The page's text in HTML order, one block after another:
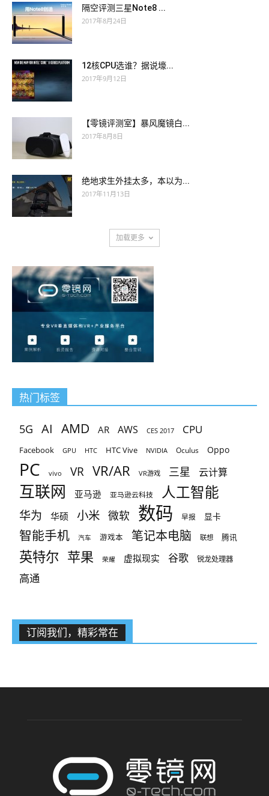
隔空评测三星Note8 ...
2017年8月24日
12核CPU选谁？据说壕...
2017年9月12日
【零镜评测室】暴风魔镜白...
2017年8月8日
绝地求生外挂太多，本以为...
2017年11月13日
加载更多
热门标签
5G AI AMD AR AWS CES 2017 CPU
Facebook GPU HTC HTC Vive NVIDIA Oculus Oppo
PC vivo VR VR/AR VR游戏 三星 云计算
互联网 亚马逊 亚马逊云科技 人工智能
华为 华硕 小米 微软 数码 早报 显卡
智能手机 汽车 游戏本 笔记本电脑 联想 腾讯
英特尔 苹果 荣耀 虚拟现实 谷歌 锐龙处理器
高通
订阅我们，精彩常在